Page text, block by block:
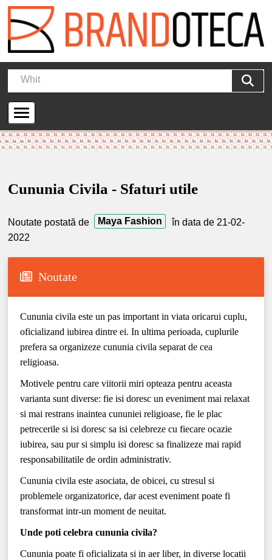
Cununia Civila - Sfaturi utile
Noutate postată de Maya Fashion
în data de 21-02-
2022
Noutate
Cununia civila este un pas important in viata oricarui cuplu,
oficializand iubirea dintre ei. In ultima perioada, cuplurile
prefera sa organizeze cununia civila separat de cea
religioasa.
Motivele pentru care viitorii miri opteaza pentru aceasta
varianta sunt diverse: fie isi doresc un eveniment mai relaxat
si mai restrans inaintea cununiei religioase, fie le plac
petrecerile si isi doresc sa isi celebreze cu fiecare ocazie
iubirea, sau pur si simplu isi doresc sa finalizeze mai rapid
responsabilitatile de ordin administrativ.
Cununia civila este asociata, de obicei, cu stresul si
problemele organizatorice, dar acest eveniment poate fi
transformat intr-un moment de neuitat.
Unde poti celebra cununia civila?
Cununia poate fi oficializata si in aer liber, in diverse locatii